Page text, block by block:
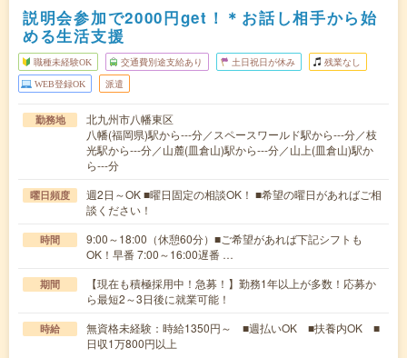
説明会参加で2000円get！＊お話し相手から始
める生活支援
職種未経験OK 交通費別途支給あり 土日祝日が休み 残業なし
WEB登録OK 派遣
勤務地
北九州市八幡東区
八幡(福岡県)駅から---分／スペースワールド駅から---分／枝
光駅から---分／山麓(皿倉山)駅から---分／山上(皿倉山)駅か
ら---分
曜日頻度
週2日～OK ■曜日固定の相談OK！ ■希望の曜日があればご相
談ください！
時間
9:00～18:00（休憩60分）■ご希望があれば下記シフトも
OK！早番 7:00～16:00遅番 …
期間
【現在も積極採用中！急募！】勤務1年以上が多数！応募か
ら最短2～3日後に就業可能！
時給
無資格未経験：時給1350円～ ■週払いOK ■扶養内OK ■
日収1万800円以上